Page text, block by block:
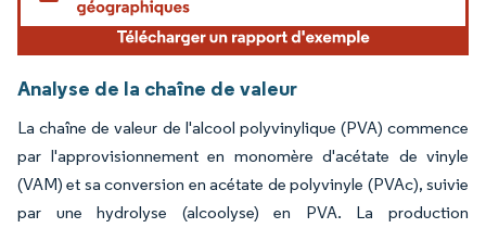
Analyse de la chaîne de valeur
La chaîne de valeur de l'alcool polyvinylique (PVA) commence
par l'approvisionnement en monomère d'acétate de vinyle
(VAM) et sa conversion en acétate de polyvinyle (PVAc), suivie
par une hydrolyse (alcoolyse) en PVA. La production